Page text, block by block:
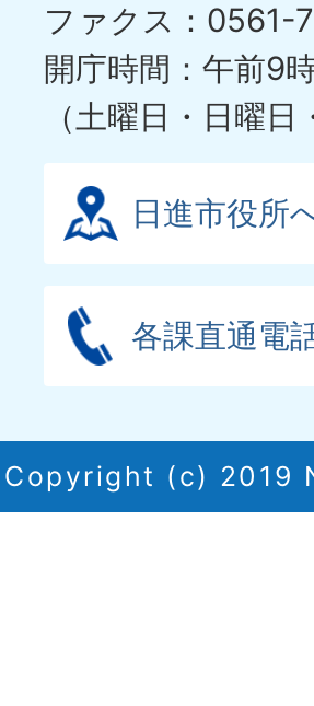
ファクス：0561-
開庁時間：午前9
（土曜日・日曜
日進市役所
各課直通電
Copyright (c) 2019